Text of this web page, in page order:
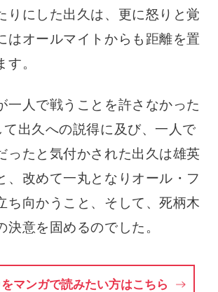
りにした出久は、更に怒りと覚
はオールマイトからも距離を置
す。
一人で戦うことを許さなかった
出久への説得に及び、一人で
ったと気付かされた出久は雄英
、改めて一丸となりオール・フ
ち向かうこと、そして、死柄木
決意を固めるのでした。
マンガで読みたい方はこちら